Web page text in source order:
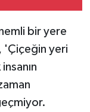
bir yere
'Çiçeğin yeri